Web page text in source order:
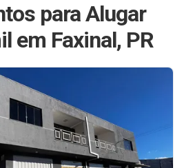
para Alugar
em Faxinal, PR